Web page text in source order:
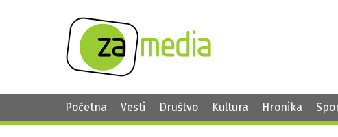
Početna Vesti Društvo Kultura Hronika